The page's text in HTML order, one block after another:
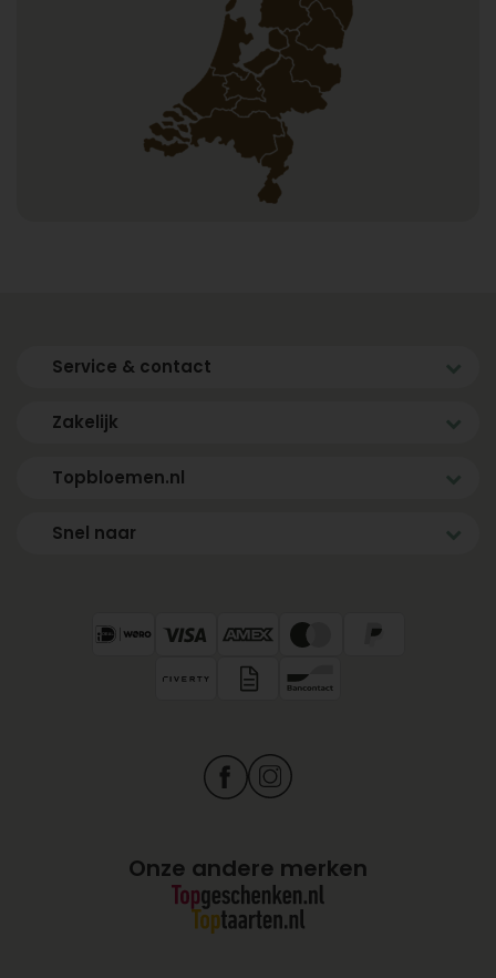
Service & contact
Zakelijk
Topbloemen.nl
Snel naar
Onze andere merken